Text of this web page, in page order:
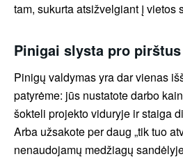
tam, sukurta atsižvelgiant į vietos
Pinigai slysta pro pirštus
Pinigų valdymas yra dar vienas
patyrėme: jūs nustatote darbo
šokteli projekto viduryje ir staiga
Arba užsakote per daug „tik tuo
nenaudojamų medžiagų